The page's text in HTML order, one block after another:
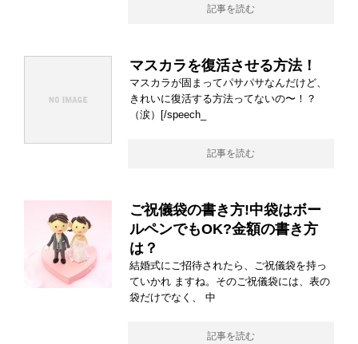
記事を読む
マスカラを復活させる方法！
マスカラが固まってパサパサなんだけど、
きれいに復活する方法ってないの〜！？
（涙）[/speech_
記事を読む
ご祝儀袋の書き方!中袋はボー
ルペンでもOK?金額の書き方
は？
結婚式にご招待されたら、ご祝儀袋を持っ
ていかれ ますね。そのご祝儀袋には、表の
袋だけでなく、 中
記事を読む